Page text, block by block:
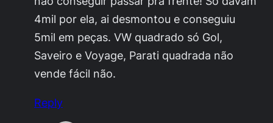
4mil por ela, ai desmontou e conseguiu
5mil em peças. VW quadrado só Gol,
Saveiro e Voyage, Parati quadrada não
vende fácil não.
Reply